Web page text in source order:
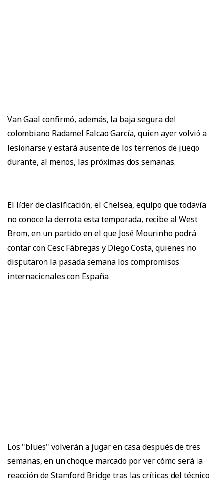
Van Gaal confirmó, además, la baja segura del
colombiano Radamel Falcao García, quien ayer volvió a
lesionarse y estará ausente de los terrenos de juego
durante, al menos, las próximas dos semanas.
El líder de clasificación, el Chelsea, equipo que todavía
no conoce la derrota esta temporada, recibe al West
Brom, en un partido en el que José Mourinho podrá
contar con Cesc Fàbregas y Diego Costa, quienes no
disputaron la pasada semana los compromisos
internacionales con España.
Los "blues" volverán a jugar en casa después de tres
semanas, en un choque marcado por ver cómo será la
reacción de Stamford Bridge tras las críticas del técnico